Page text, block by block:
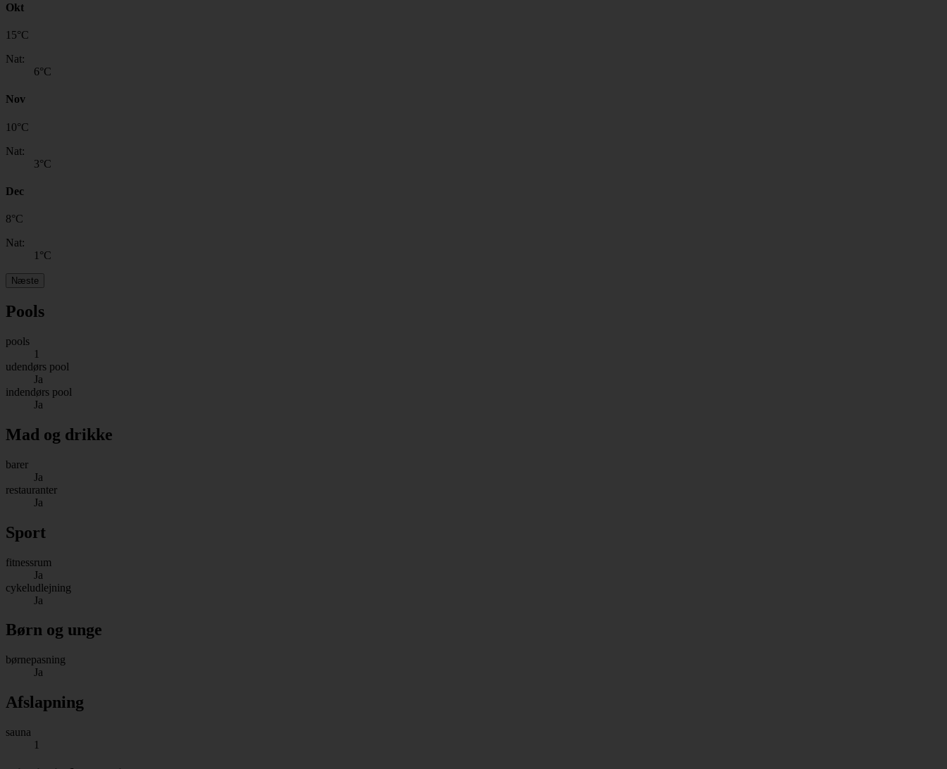
Okt
15°C
Nat:
6°C
Nov
10°C
Nat:
3°C
Dec
8°C
Nat:
1 °C
Næste
Pools
pools
1
udendørs pool
Ja
indendørs pool
Ja
Mad og drikke
barer
Ja
restauranter
Ja
Sport
fitnessrum
Ja
cykeludlejning
Ja
Børn og unge
børnepasning
Ja
Afslapning
sauna
1